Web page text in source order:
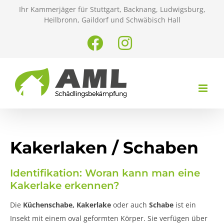
Ihr Kammerjäger für Stuttgart, Backnang, Ludwigsburg,
Heilbronn, Gaildorf und Schwäbisch Hall
FacebookInstagram
Kakerlaken / Schaben
Identifikation: Woran kann man eine
Kakerlake erkennen?
Die Küchenschabe, Kakerlake oder auch Schabe ist ein
Insekt mit einem oval geformten Körper. Sie verfügen über